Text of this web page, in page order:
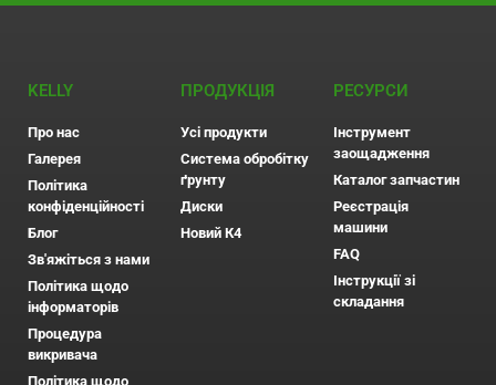
KELLY
Про нас
Галерея
Політика
конфіденційності
Блог
Зв'яжіться з нами
Політика щодо
інформаторів
Процедура
викривача
Політика щодо
ПРОДУКЦІЯ
Усі продукти
Система обробітку
ґрунту
Диски
Новий К4
РЕСУРСИ
Інструмент
заощадження
Каталог запчастин
Реєстрація
машини
FAQ
Інструкції зі
складання